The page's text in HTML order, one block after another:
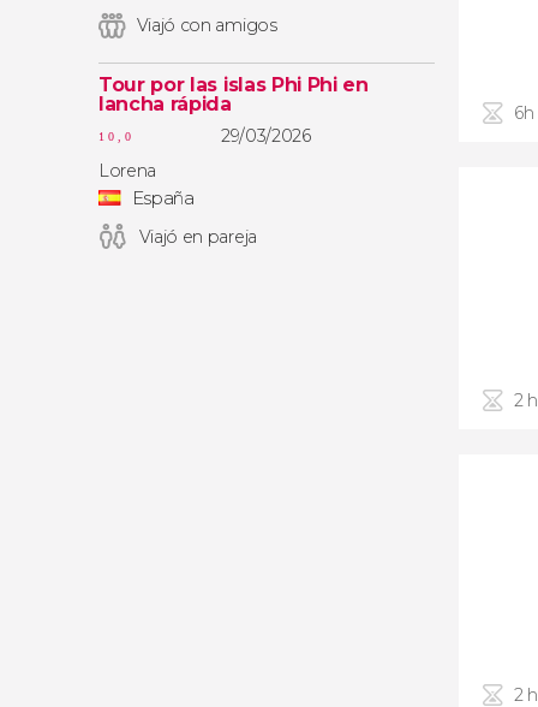
Viajó con amigos
Tour por las islas Phi Phi en
lancha rápida
10,0
29/03/2026
Lorena
España
Viajó en pareja
2
2